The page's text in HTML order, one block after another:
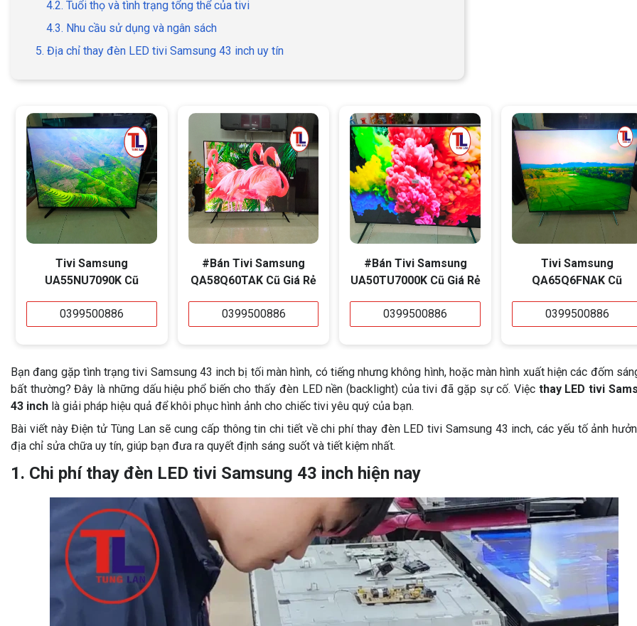
4.2. Tuổi thọ và tình trạng tổng thể của tivi
4.3. Nhu cầu sử dụng và ngân sách
5. Địa chỉ thay đèn LED tivi Samsung 43 inch uy tín
Tivi Samsung
UA55NU7090K Cũ
0399500886
#Bán Tivi Samsung
QA58Q60TAK Cũ Giá Rẻ
0399500886
#Bán Tivi Samsung
UA50TU7000K Cũ Giá Rẻ
0399500886
Tivi Samsung
QA65Q6FNAK Cũ
0399500886
Bạn đang gặp tình trạng tivi Samsung 43 inch bị tối màn hình, có tiếng nhưng không hình, hoặc màn hình xuất hiện các đốm
bất thường? Đây là những dấu hiệu phổ biến cho thấy đèn LED nền (backlight) của tivi đã gặp sự cố. Việc thay LED tivi
43 inch là giải pháp hiệu quả để khôi phục hình ảnh cho chiếc tivi yêu quý của bạn.
Bài viết này Điện tử Tùng Lan sẽ cung cấp thông tin chi tiết về chi phí thay đèn LED tivi Samsung 43 inch, các yếu tố ảnh
địa chỉ sửa chữa uy tín, giúp bạn đưa ra quyết định sáng suốt và tiết kiệm nhất.
1. Chi phí thay đèn LED tivi Samsung 43 inch hiện nay